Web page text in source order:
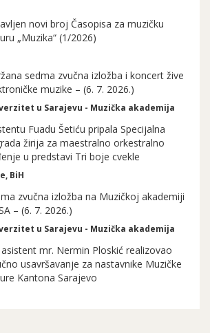
novi broj Časopisa za muzičku
„Muzika“ (1/2026)
sedma zvučna izložba i koncert žive
muzike – (6. 7. 2026.)
u Sarajevu - Muzička akademija
Fuadu Šetiću pripala Specijalna
žirija za maestralno orkestralno
u predstavi Tri boje cvekle
BiH
zvučna izložba na Muzičkoj akademiji
– (6. 7. 2026.)
u Sarajevu - Muzička akademija
asistent mr. Nermin Ploskić realizovao
usavršavanje za nastavnike Muzičke
Kantona Sarajevo